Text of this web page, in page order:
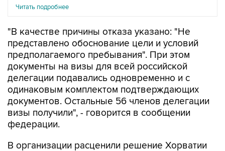
Читать подробнее
"В качестве причины отказа указано: "Не
представлено обоснование цели и условий
предполагаемого пребывания". При этом
документы на визы для всей российской
делегации подавались одновременно и с
одинаковым комплектом подтверждающих
документов. Остальные 56 членов делегации
визы получили", - говорится в сообщении
федерации.
В организации расценили решение Хорватии